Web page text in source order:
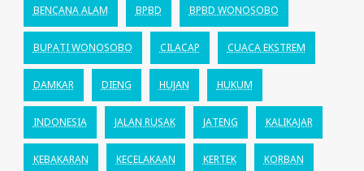
BENCANA ALAM BPBD BPBD WONOSOBO
BUPATI WONOSOBO CILACAP CUACA EKSTREM
DAMKAR DIENG HUJAN HUKUM
INDONESIA JALAN RUSAK JATENG KALIKAJAR
KEBAKARAN KECELAKAAN KERTEK KORBAN